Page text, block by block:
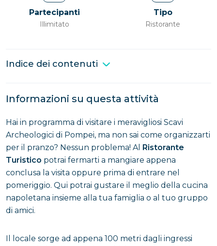
Partecipanti
Illimitato
Tipo
Ristorante
Indice dei contenuti
Informazioni su questa attività
Hai in programma di visitare i meravigliosi Scavi
Archeologici di Pompei, ma non sai come organizzarti
per il pranzo? Nessun problema! Al Ristorante
Turistico potrai fermarti a mangiare appena
conclusa la visita oppure prima di entrare nel
pomeriggio. Qui potrai gustare il meglio della cucina
napoletana insieme alla tua famiglia o al tuo gruppo
di amici.
Il locale sorge ad appena 100 metri dagli ingressi